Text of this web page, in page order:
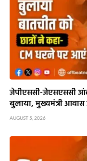
जेपीएससी-जेएसएससी
बुलाया, मुख्यमंत्री
AUGUST 5, 2026